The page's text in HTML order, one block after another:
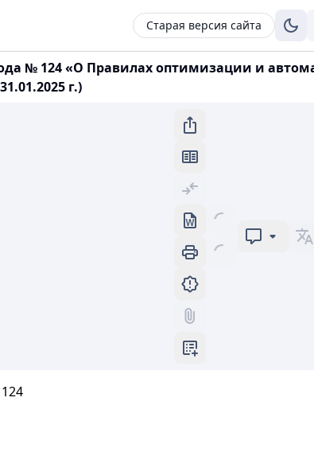
Старая версия сайта
№ 124 «О Правилах оптимизации и
г.)